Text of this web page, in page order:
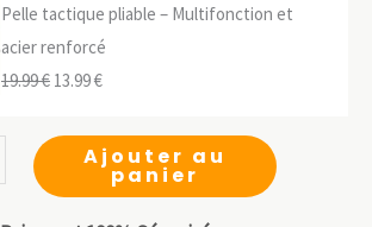
11.99 €.8.39 €.
prix
initial
était :
prix
actuel
est :
Pelle tactique pliable – Multifonction et
acier renforcé
19.99€ Le
initial
13.99€Le
actuel
est :
Ajouter au
panier